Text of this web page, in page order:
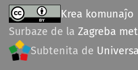
Krea komunaĵo
Surbaze de la Zagreba
Subtenita de